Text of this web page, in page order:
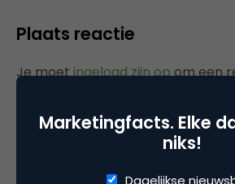
Plaats reactie
Je moetingelogd zijn opom een
Marketingfacts. Elke
niks!
Dagelijkse